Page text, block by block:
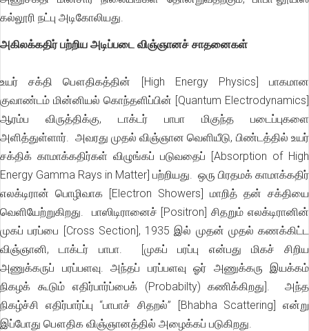
கல்லூரி நட்பு அடிகோலியது.
அகிலக்கதிர் பற்றிய அடிப்படை விஞ்ஞானச் சாதனைகள்
உயர் சக்தி பௌதிகத்தின் [High Energy Physics] பாகமான
குவாண்டம் மின்னியல் கொந்தளிப்பின் [Quantum Electrodynamics]
ஆரம்ப விருத்திக்கு, டாக்டர் பாபா மிகுந்த படைப்புகளை
அளித்துள்ளார். அவரது முதல் விஞ்ஞான வெளியீடு, பிண்டத்தில் உயர்
சக்திக் காமாக்கதிர்கள் விழுங்கப் படுவதைப் [Absorption of High
Energy Gamma Rays in Matter] பற்றியது. ஒரு பிரதமக் காமாக்கதிர்
எலக்டிரான் பொழிவாக [Electron Showers] மாறித் தன் சக்தியை
வெளியேற்றுகிறது. பாஸிடிரானைச் [Positron] சிதறும் எலக்டிரானின்
முகப் பரப்பை [Cross Section], 1935 இல் முதன் முதல் கணக்கிட்ட
விஞ்ஞானி, டாக்டர் பாபா. [முகப் பரப்பு என்பது மிகச் சிறிய
அணுக்கருப் பரப்பளவு. அந்தப் பரப்பளவு ஓர் அணுக்கரு இயக்கம்
நிகழக் கூடும் எதிர்பார்ப்பைக் (Probabilty) கணிக்கிறது]. அந்த
நிகழ்ச்சி எதிர்பார்ப்பு “பாபாச் சிதறல்” [Bhabha Scattering] என்று
இப்போது பௌதிக விஞ்ஞானத்தில் அழைக்கப் படுகிறது.